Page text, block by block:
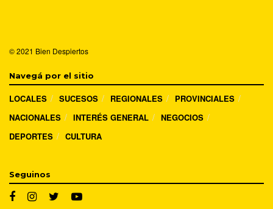
© 2021 Bien Despiertos
Navegá por el sitio
LOCALES SUCESOS REGIONALES
PROVINCIALES
NACIONALES
INTERÉS GENERAL
NEGOCIOS
DEPORTES
CULTURA
Seguinos